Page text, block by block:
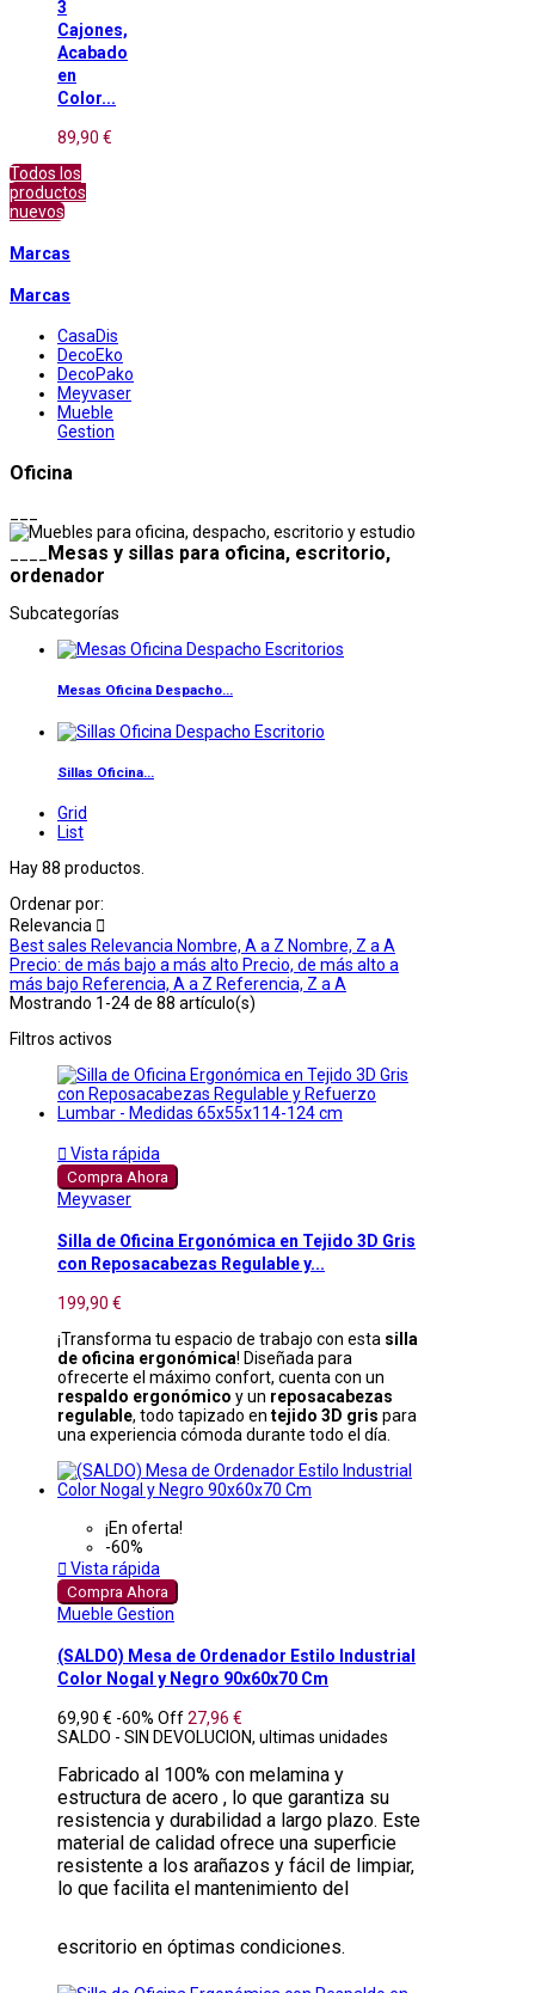
3
Cajones,
Acabado
en
Color...
89,90 €
Todos los
productos
nuevos
Marcas
Marcas
CasaDis
DecoEko
DecoPako
Meyvaser
Mueble
Gestion
Oficina
Mesas y sillas para oficina, escritorio,
ordenador
Subcategorías
Mesas Oficina Despacho...
Sillas Oficina...
Grid
List
Hay 88 productos.
Ordenar por:
Relevancia 
Best sales Relevancia Nombre, A a Z Nombre, Z a A
Precio: de más bajo a más alto Precio, de más alto a
más bajo Referencia, A a Z Referencia, Z a A
Mostrando 1-24 de 88 artículo(s)
Filtros activos
 Vista rápida
Compra Ahora
Meyvaser
Silla de Oficina Ergonómica en Tejido 3D Gris
con Reposacabezas Regulable y...
199,90 €
¡Transforma tu espacio de trabajo con esta silla
de oficina ergonómica! Diseñada para
ofrecerte el máximo confort, cuenta con un
respaldo ergonómico y un reposacabezas
regulable, todo tapizado en tejido 3D gris para
una experiencia cómoda durante todo el día.
¡En oferta!
-60%
 Vista rápida
Compra Ahora
Mueble Gestion
(SALDO) Mesa de Ordenador Estilo Industrial
Color Nogal y Negro 90x60x70 Cm
69,90 € -60% Off27,96 €
SALDO - SIN DEVOLUCION, ultimas unidades
Fabricado al 100% con melamina y
estructura de acero , lo que garantiza su
resistencia y durabilidad a largo plazo. Este
material de calidad ofrece una superficie
resistente a los arañazos y fácil de limpiar,
lo que facilita el mantenimiento del
escritorio en óptimas condiciones.